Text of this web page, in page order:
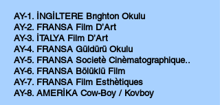
AY-1. İNGİLTERE Brıghton Okulu
AY-2. FRANSA Film D’Art
AY-3. İTALYA Film D’Art
AY-4. FRANSA Güldürü Okulu
AY-5. FRANSA Societè Cinèmatographique..
AY-6. FRANSA Bölüklü Film
AY-7. FRANSA Film Esthètiques
AY-8. AMERİKA Cow-Boy / Kovboy